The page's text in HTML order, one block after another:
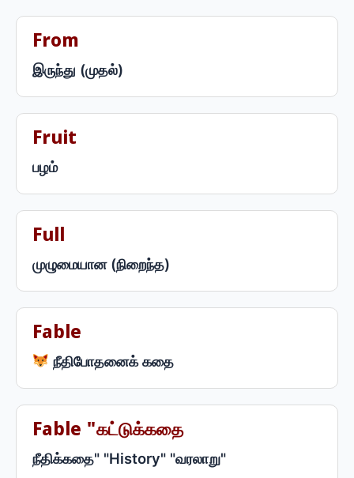
From
இருந்து (முதல்)
Fruit
பழம்
Full
முழுமையான (நிறைந்த)
Fable
நீதிபோதனைக் கதை
Fable "கட்டுக்கதை
நீதிக்கதை" "History" "வரலாறு"